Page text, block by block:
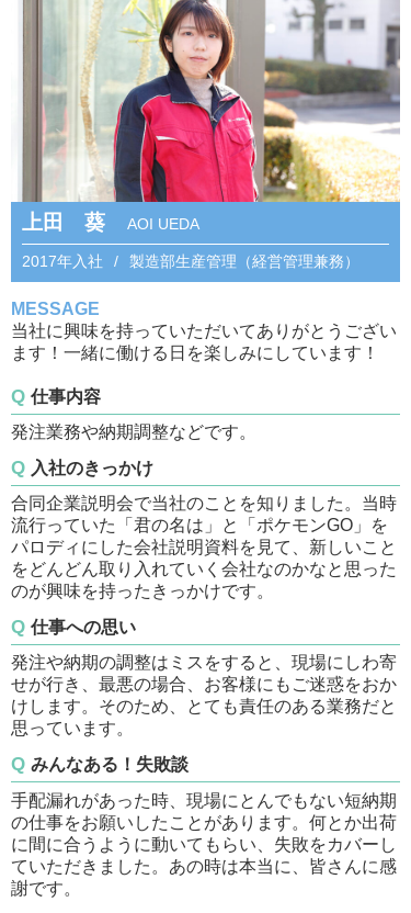
上田 葵 AOI UEDA
2017年入社 製造部生産管理（経営管理兼務）
MESSAGE
当社に興味を持っていただいてありがとうござい
ます！一緒に働ける日を楽しみにしています！
仕事内容
発注業務や納期調整などです。
入社のきっかけ
合同企業説明会で当社のことを知りました。当時
流行っていた「君の名は」と「ポケモンGO」を
パロディにした会社説明資料を見て、新しいこと
をどんどん取り入れていく会社なのかなと思った
のが興味を持ったきっかけです。
仕事への思い
発注や納期の調整はミスをすると、現場にしわ寄
せが行き、最悪の場合、お客様にもご迷惑をおか
けします。そのため、とても責任のある業務だと
思っています。
みんなある！失敗談
手配漏れがあった時、現場にとんでもない短納期
の仕事をお願いしたことがあります。何とか出荷
に間に合うように動いてもらい、失敗をカバーし
ていただきました。あの時は本当に、皆さんに感
謝です。